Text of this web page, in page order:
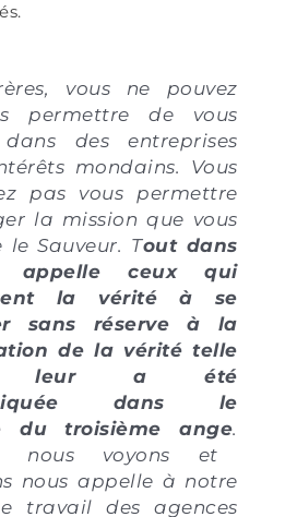
vous ne pouvez
permettre de vous
des entreprises
mondains. Vous
pas vous permettre
la mission que vous
le Sauveur. Tout dans
appelle ceux qui
la vérité à se
sans réserve à la
de la vérité telle
leur a été
dans le
du troisième ange.
nous voyons et
nous appelle à notre
travail des agences